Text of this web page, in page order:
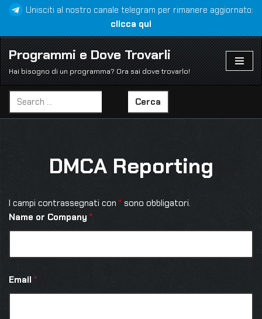
al
contenuto
Unisciti al nostro canale telegram per rimanere aggiornato:
clicca qui
Programmi e Dove Trovarli
Hai bisogno di un programma? Ora sai dove trovarlo!
Cerca
DMCA Reporting
I campi contrassegnati con * sono obbligatori.
Name or Company *
Email *